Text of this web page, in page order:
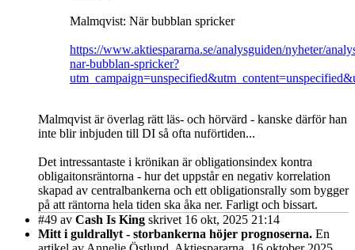
Malmqvist: När bubblan spricker
https://www.aktiespararna.se/analysguiden/nyheter/
nar-bubblan-spricker?
Malmqvist är överlag rätt läs- och hörvärd - kanske därför han
inte blir inbjuden till DI så ofta nuförtiden...
Det intressantaste i krönikan är obligationsindex kontra
obligaitonsräntorna - hur det uppstår en negativ korrelation
skapad av centralbankerna och ett obligationsrally som bygger
på att räntorna hela tiden ska åka ner. Farligt och bissart.
#49 av Cash Is King skrivet 16 okt, 2025 21:14
Mitt i guldrallyt - storbankerna höjer prognoserna. En